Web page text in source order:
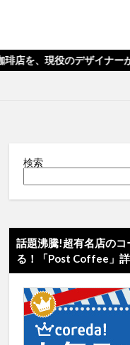
ナーがご紹介する
検索
話題沸騰!超有名店の
る！「Post Coffee」